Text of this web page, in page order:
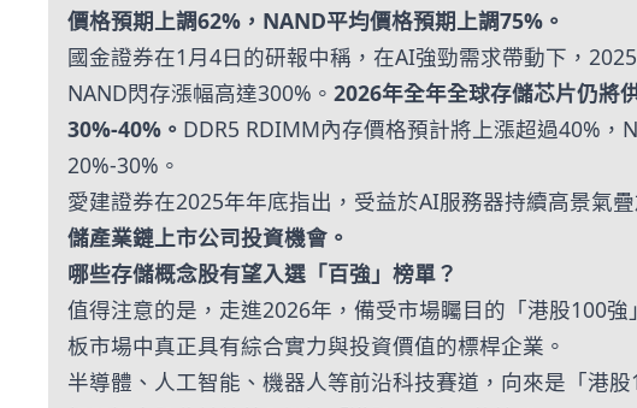
價格預期上調62%，NAND平均價格預期上調75%。
國金證券在1月4日的研報中稱，在AI強勁需求帶動下，
NAND閃存漲幅高達300%。 2026年全年全球存儲芯片仍將
30%-40%。 DDR5 RDIMM內存價格預計將上漲超過40%
20%-30%。
愛建證券在2025年年底指出，受益於AI服務器持續高景氣
儲產業鏈上市公司投資機會。
哪些存儲概念股有望入選「百強」榜單？
值得注意的是，走進2026年，備受市場矚目的「港股100
板市場中真正具有綜合實力與投資價值的標桿企業。
半導體、人工智能、機器人等前沿科技賽道，向來是「港